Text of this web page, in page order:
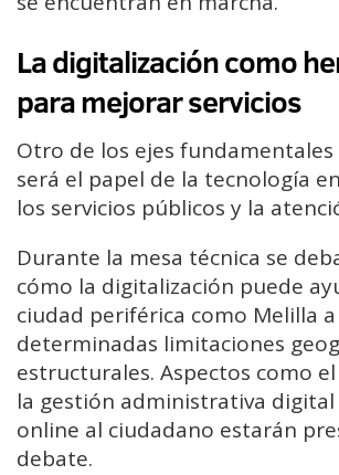
La digitalización como
para mejorar servicios
Otro de los ejes
será el papel de la tecnología
los servicios públicos y la
Durante la mesa técnica se
cómo la digitalización puede
ciudad periférica como Melilla
determinadas limitaciones
estructurales. Aspectos como
la gestión administrativa
online al ciudadano estarán
debate.